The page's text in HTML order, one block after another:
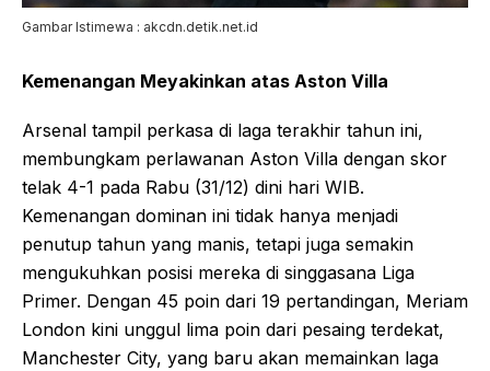
Gambar Istimewa : akcdn.detik.net.id
Kemenangan Meyakinkan atas Aston Villa
Arsenal tampil perkasa di laga terakhir tahun ini,
membungkam perlawanan Aston Villa dengan skor
telak 4-1 pada Rabu (31/12) dini hari WIB.
Kemenangan dominan ini tidak hanya menjadi
penutup tahun yang manis, tetapi juga semakin
mengukuhkan posisi mereka di singgasana Liga
Primer. Dengan 45 poin dari 19 pertandingan, Meriam
London kini unggul lima poin dari pesaing terdekat,
Manchester City, yang baru akan memainkan laga